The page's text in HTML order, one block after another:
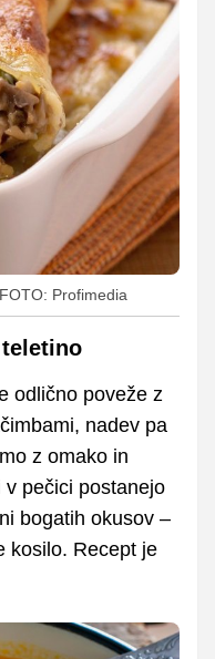
FOTO: Profimedia
odlično poveže z
nadev pa
z omako in
pečici postanejo
bogatih okusov –
kosilo. Recept je